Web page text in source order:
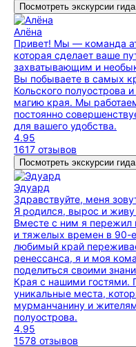
Посмотреть экскурсии гида
Алёна
Привет! Мы — команда
которая сделает ваше
захватывающим и
Вы побываете в самых
Кольского полуострова
магию края. Мы
постоянно
для вашего удобства.
4.95
1617 отзывов
Посмотреть экскурсии гида
Эдуард
Здравствуйте, меня
Я родился, вырос и
Вместе с ним я пережил
и тяжелых времен в 90-
любимый край
ренессанса, я и моя
поделиться своими
Края с нашими гостями.
уникальные места,
мурманчанину и
полуострова.
4.95
1578 отзывов